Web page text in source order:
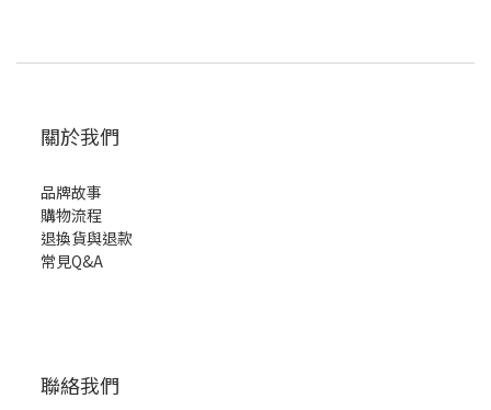
關於我們
品牌故事
購物流程
退換貨與退款
常見Q&A
聯絡我們